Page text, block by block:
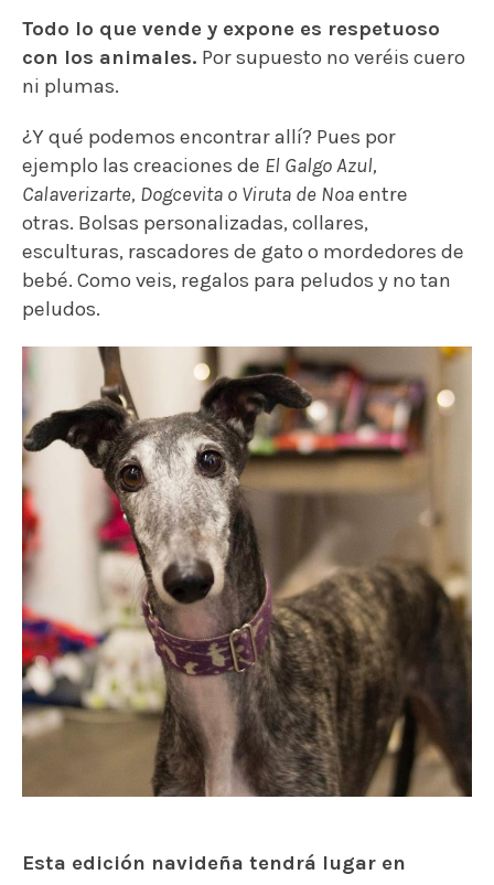
Todo lo que vende y expone es respetuoso
con los animales. Por supuesto no veréis cuero
ni plumas.
¿Y qué podemos encontrar allí? Pues por
ejemplo las creaciones de El Galgo Azul,
Calaverizarte, Dogcevita o Viruta de Noaentre
otras. Bolsas personalizadas, collares,
esculturas, rascadores de gato o mordedores de
bebé. Como veis, regalos para peludos y no tan
peludos.
Esta edición navideña tendrá lugar en